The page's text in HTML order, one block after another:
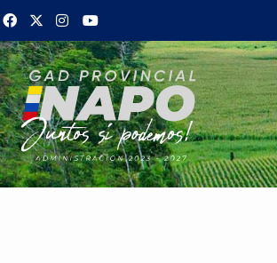
Ir
contenido